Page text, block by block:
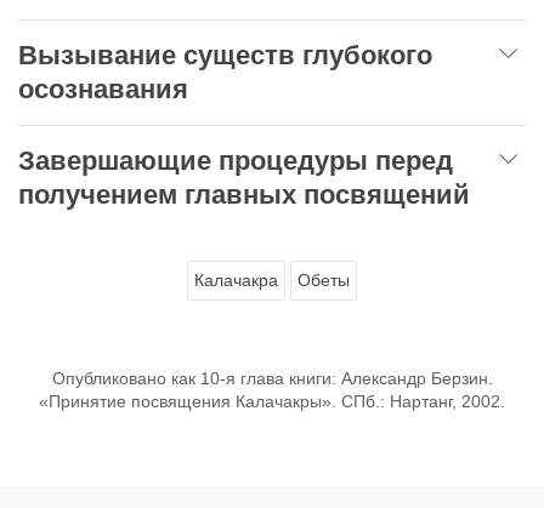
Вызывание существ глубокого
осознавания
Завершающие процедуры перед
получением главных посвящений
Калачакра Обеты
Опубликовано как 10-я глава книги: Александр Берзин.
«Принятие посвящения Калачакры». СПб.: Нартанг, 2002.